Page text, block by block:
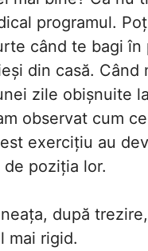
programul.
când te bagi în
din casă. Când
zile obișnuite
observat cum
exercițiu au
poziția lor.
după
mai rigid.